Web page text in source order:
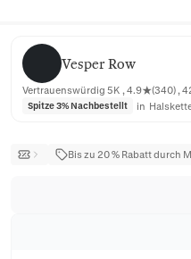
Vesper Row
Vesper Row
Vertrauenswürdig 5K , 4.9★(340) ,
Spitze 3% Nachbestellt in
Bis zu 20 % Rabatt durch